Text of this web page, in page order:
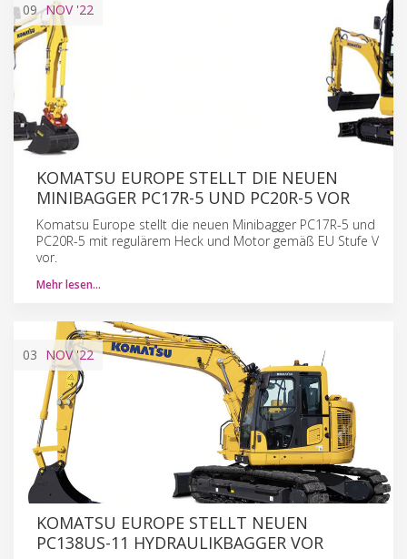
09 NOV'22
KOMATSU EUROPE STELLT DIE NEUEN
MINIBAGGER PC17R-5 UND PC20R-5 VOR
Komatsu Europe stellt die neuen Minibagger PC17R-5 und
PC20R-5 mit regulärem Heck und Motor gemäß EU Stufe V
vor.
Mehr lesen…
03 NOV'22
KOMATSU EUROPE STELLT NEUEN
PC138US-11 HYDRAULIKBAGGER VOR